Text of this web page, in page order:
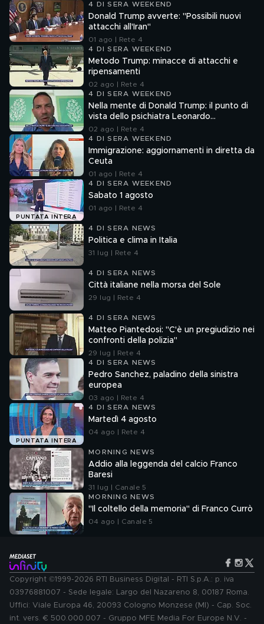
4 DI SERA WEEKEND
Donald Trump avverte: "Possibili nuovi
attacchi all'Iran"
01 ago | Rete 4
4 DI SERA WEEKEND
Metodo Trump: minacce di attacchi e
ripensamenti
02 ago | Rete 4
4 DI SERA WEEKEND
Nella mente di Donald Trump: il punto di
vista dello psichiatra Leonardo
Mendolicchio
02 ago | Rete 4
4 DI SERA WEEKEND
Immigrazione: aggiornamenti in diretta da
Ceuta
01 ago | Rete 4
PUNTATA INTERA
4 DI SERA WEEKEND
Sabato 1 agosto
01 ago | Rete 4
4 DI SERA NEWS
Politica e clima in Italia
31 lug | Rete 4
4 DI SERA NEWS
Città italiane nella morsa del Sole
29 lug | Rete 4
4 DI SERA NEWS
Matteo Piantedosi: "C'è un pregiudizio nei
confronti della polizia"
29 lug | Rete 4
4 DI SERA NEWS
Pedro Sanchez, paladino della sinistra
europea
03 ago | Rete 4
PUNTATA INTERA
4 DI SERA NEWS
Martedì 4 agosto
04 ago | Rete 4
MORNING NEWS
Addio alla leggenda del calcio Franco
Baresi
31 lug | Canale 5
MORNING NEWS
"Il coltello della memoria" di Franco Currò
04 ago | Canale 5
Copyright ©1999-2026 RTI Business Digital - RTI S.p.A.: p. iva
03976881007 - Sede legale: Largo del Nazareno 8, 00187 Roma.
Uffici: Viale Europa 46, 20093 Cologno Monzese (MI) - Cap. Soc.
int. vers. € 500.000.007 - Gruppo MFE Media For Europe N.V. -